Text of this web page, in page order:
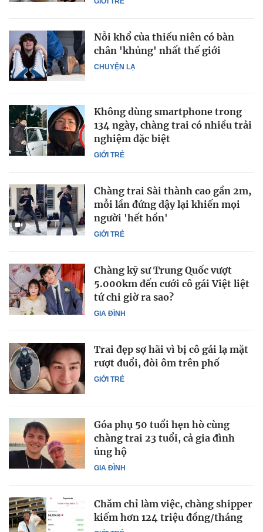
CHUYỆN LẠ
Nỗi khổ của thiếu niên có bàn
chân 'khủng' nhất thế giới
GIỚI TRẺ
Không dùng smartphone trong
134 ngày, chàng trai có nhiều trải
nghiệm đặc biệt
GIỚI TRẺ
Chàng trai Sài thành cao gần 2m,
mỗi lần đứng dậy lại khiến mọi
người 'hết hồn'
GIA ĐÌNH
Chàng kỹ sư Trung Quốc vượt
5.000km đến cưới cô gái Việt liệt
tứ chi giờ ra sao?
GIỚI TRẺ
Trai đẹp sợ hãi vì bị cô gái lạ mặt
rượt đuổi, đòi ôm trên phố
GIA ĐÌNH
Góa phụ 50 tuổi hẹn hò cùng
chàng trai 23 tuổi, cả gia đình
ủng hộ
Chăm chỉ làm việc, chàng shipper
kiếm hơn 124 triệu đồng/tháng